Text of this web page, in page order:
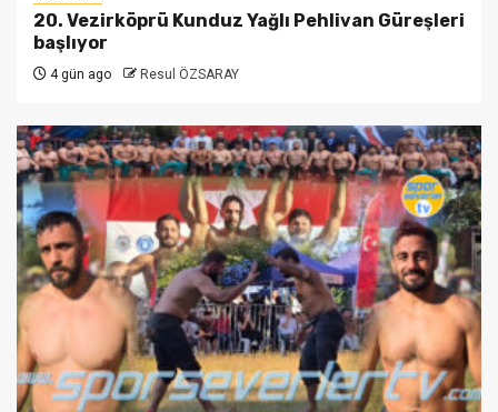
20. Vezirköprü Kunduz Yağlı Pehlivan Güreşleri
başlıyor
4 gün ago Resul ÖZSARAY